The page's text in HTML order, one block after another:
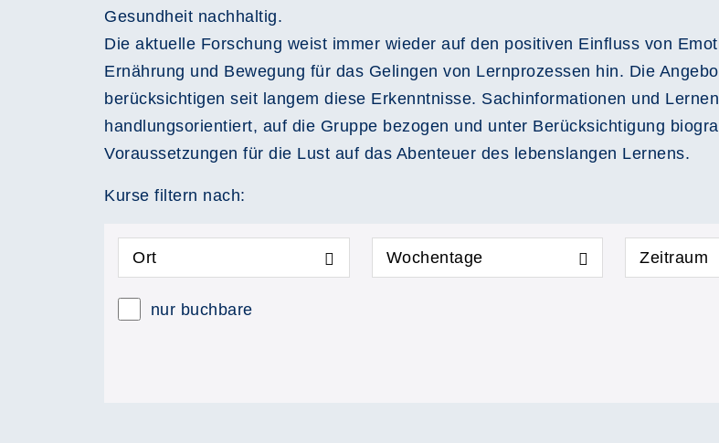
Gesundheit nachhaltig.
Die aktuelle Forschung weist immer wieder auf den positiven Einfluss von
Ernährung und Bewegung für das Gelingen von Lernprozessen hin. Die
berücksichtigen seit langem diese Erkenntnisse. Sachinformationen und
handlungsorientiert, auf die Gruppe bezogen und unter Berücksichtigung
Voraussetzungen für die Lust auf das Abenteuer des lebenslangen Lernens.
Kurse filtern nach:
Ort Wochentage Zeitraum
nur buchbare